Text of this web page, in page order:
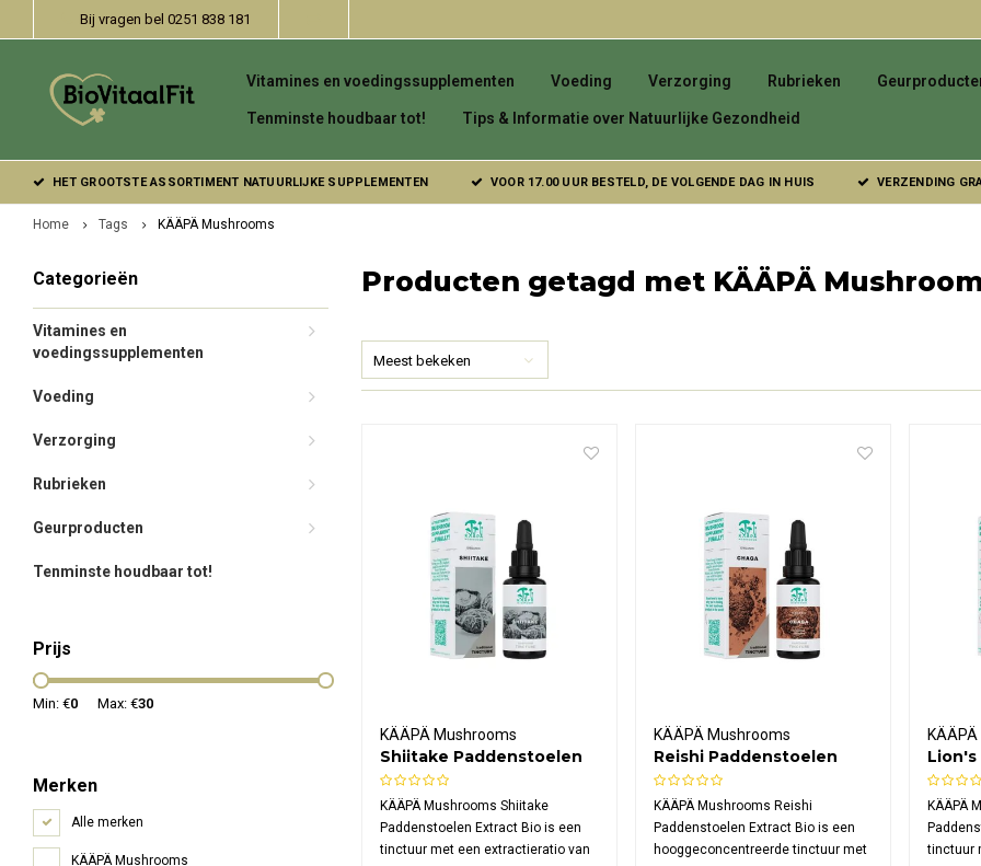
Bij vragen bel 0251 838 181
Vitamines en voedingssupplementen Voeding Verzorging Rubrieken
Tenminste houdbaar tot! Tips & Informatie over Natuurlijke Gezondheid
HET GROOTSTE ASSORTIMENT NATUURLIJKE SUPPLEMENTEN VOOR 17.00 UUR BESTELD, DE VOLGENDE DAG IN HUIS VERZENDING
Home Tags KÄÄPÄ Mushrooms
Categorieën
Vitamines en
voedingssupplementen
Voeding
Verzorging
Rubrieken
Geurproducten
Tenminste houdbaar tot!
Prijs
Min: €0 Max: €30
Merken
Alle merken
KÄÄPÄ Mushrooms
Producten getagd met KÄÄPÄ
Meest bekeken
KÄÄPÄ Mushrooms
Shiitake Paddenstoelen
Extract Bio
KÄÄPÄ Mushrooms Shiitake
Paddenstoelen Extract Bio is een
tinctuur met een extractieratio van
KÄÄPÄ Mushrooms
Reishi Paddenstoelen
Extract Bio
KÄÄPÄ Mushrooms Reishi
Paddenstoelen Extract Bio is een
hooggeconcentreerde tinctuur met
Lion's
Bio
KÄÄPÄ
tinctuur